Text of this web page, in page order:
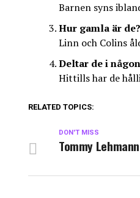
Barnen syns
Hur gamla är de?
Linn och Colins
Deltar de i
Hittills har de
RELATED TOPICS:
DON'T MISS
Tommy